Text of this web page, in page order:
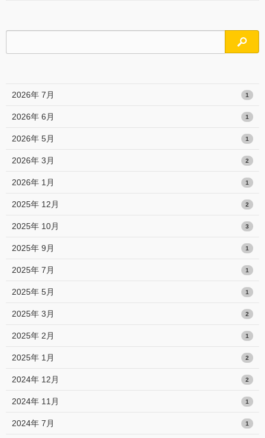
検索
2026年 7月 1
2026年 6月 1
2026年 5月 1
2026年 3月 2
2026年 1月 1
2025年 12月 2
2025年 10月 3
2025年 9月 1
2025年 7月 1
2025年 5月 1
2025年 3月 2
2025年 2月 1
2025年 1月 2
2024年 12月 2
2024年 11月 1
2024年 7月 1